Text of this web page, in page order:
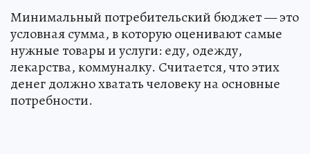
Минимальный потребительский бюджет — это
условная сумма, в которую оценивают самые
нужные товары и услуги: еду, одежду,
лекарства, коммуналку. Считается, что этих
денег должно хватать человеку на основные
потребности.